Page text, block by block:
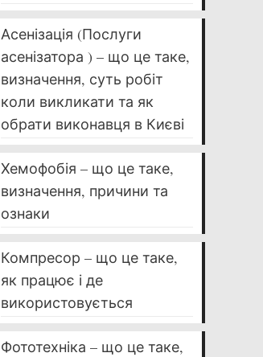
Асенізація (Послуги
асенізатора ) – що це таке,
визначення, суть робіт
коли викликати та як
обрати виконавця в Києві
Хемофобія – що це таке,
визначення, причини та
ознаки
Компресор – що це таке,
як працює і де
використовується
Фототехніка – що це таке,